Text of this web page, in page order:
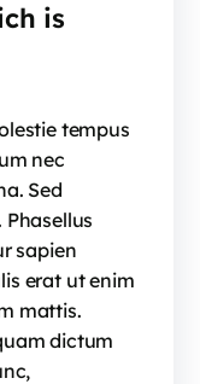
is
tempus
nec
Sed
sapien
erat ut enim
mattis.
dictum